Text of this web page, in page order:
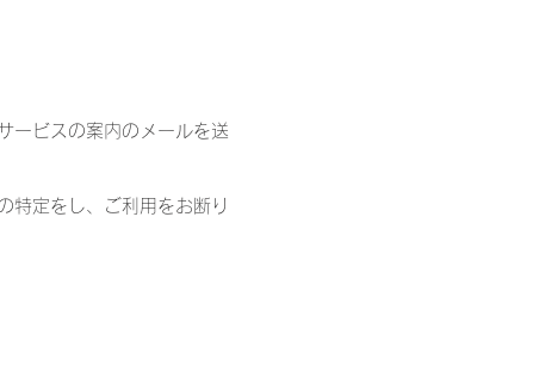
ービスの案内のメールを送
特定をし、ご利用をお断り